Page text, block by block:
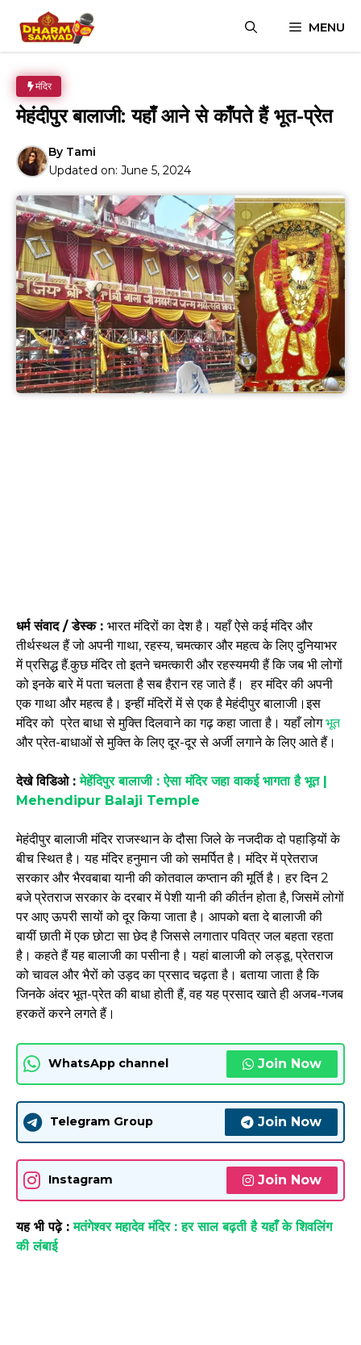
content
MENU
मंदिर
मेहंदीपुर बालाजी: यहाँ आने से काँपते हैं भूत-प्रेत
By Tami
Updated on: June 5, 2024
धर्म संवाद / डेस्क : भारत मंदिरों का देश है। यहाँ ऐसे कई मंदिर और
तीर्थस्थल हैं जो अपनी गाथा, रहस्य, चमत्कार और महत्व के लिए दुनियाभर
में प्रसिद्ध हैं.कुछ मंदिर तो इतने चमत्कारी और रहस्यमयी हैं कि जब भी लोगों
को इनके बारे में पता चलता है सब हैरान रह जाते हैं। हर मंदिर की अपनी
एक गाथा और महत्व है। इन्हीं मंदिरों में से एक है मेहंदीपुर बालाजी।इस
मंदिर को प्रेत बाधा से मुक्ति दिलवाने का गढ़ कहा जाता है। यहाँ लोगभूत
और प्रेत-बाधाओं से मुक्ति के लिए दूर-दूर से अर्जी लगाने के लिए आते हैं।
देखे विडिओ :मेहेंदिपुर बालाजी : ऐसा मंदिर जहा वाकई भागता है भूत |
Mehendipur Balaji Temple
मेहंदीपुर बालाजी मंदिर राजस्थान के दौसा जिले के नजदीक दो पहाड़ियों के
बीच स्थित है। यह मंदिर हनुमान जी को समर्पित है। मंदिर में प्रेतराज
सरकार और भैरवबाबा यानी की कोतवाल कप्तान की मूर्ति है। हर दिन 2
बजे प्रेतराज सरकार के दरबार में पेशी यानी की कीर्तन होता है, जिसमें लोगों
पर आए ऊपरी सायों को दूर किया जाता है। आपको बता दे बालाजी की
बायीं छाती में एक छोटा सा छेद है जिससे लगातार पवित्र जल बहता रहता
है। कहते हैं यह बालाजी का पसीना है। यहां बालाजी को लड्डू, प्रेतराज
को चावल और भैरों को उड़द का प्रसाद चढ़ता है। बताया जाता है कि
जिनके अंदर भूत-प्रेत की बाधा होती हैं, वह यह प्रसाद खाते ही अजब-गजब
हरकतें करने लगते हैं।
WhatsApp channel Join Now
Telegram Group Join Now
Instagram Join Now
यह भी पढ़े :मतंगेश्वर महादेव मंदिर : हर साल बढ़ती है यहाँ के शिवलिंग
की लंबाई